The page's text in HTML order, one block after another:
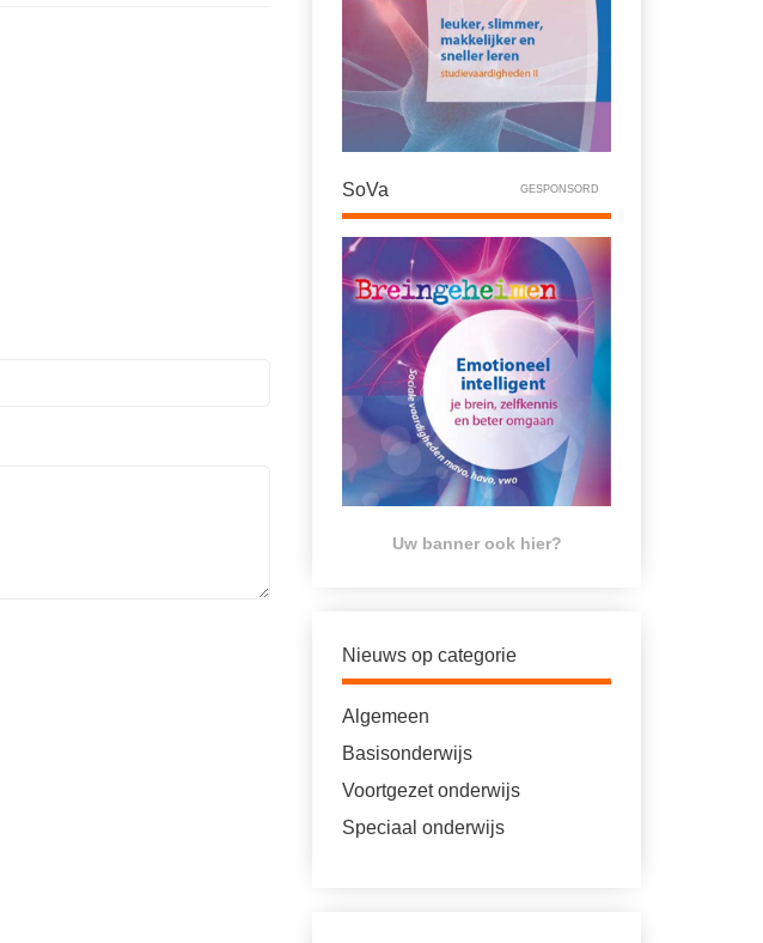
SoVa GESPONSORD
Uw banner ook hier?
Nieuws op categorie
Algemeen
Basisonderwijs
Voortgezet onderwijs
Speciaal onderwijs